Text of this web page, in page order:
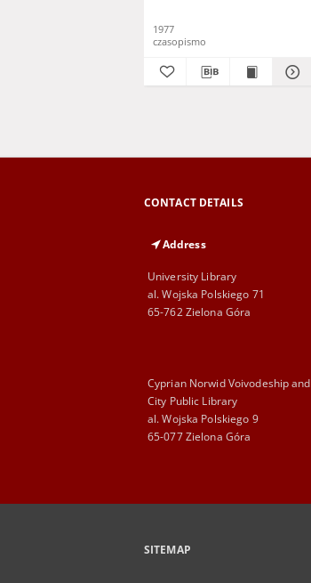
1977
czasopismo
CONTACT DETAILS
Address
University Library
al. Wojska Polskiego 71
65-762 Zielona Góra
Cyprian Norwid Voivodeship and
City Public Library
al. Wojska Polskiego 9
65-077 Zielona Góra
SITEMAP